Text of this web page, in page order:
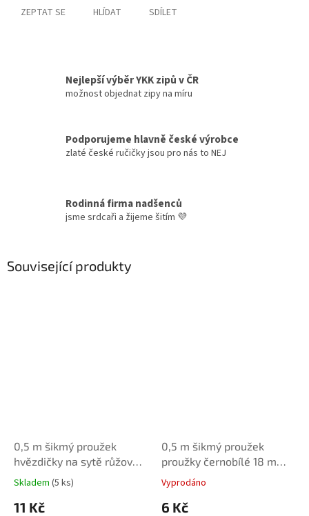
ZEPTAT SE HLÍDAT SDÍLET
Nejlepší výběr YKK zipů v ČR
možnost objednat zipy na míru
Podporujeme hlavně české výrobce
zlaté české ručičky jsou pro nás to NEJ
Rodinná firma nadšenců
jsme srdcaři a žijeme šitím 💜
Související produkty
0,5 m šikmý proužek
hvězdičky na sytě růžové
30 mm (polyester/bavlna)
Skladem (5 ks)
11 Kč
0,5 m šikmý proužek
proužky černobílé 18 mm
(bavlna/polyester)
Vyprodáno
6 Kč